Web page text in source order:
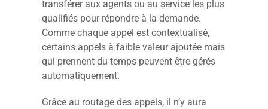
transférer aux agents ou au service les plus
qualifiés pour répondre à la demande.
Comme chaque appel est contextualisé,
certains appels à faible valeur ajoutée mais
qui prennent du temps peuvent être gérés
automatiquement.
Grâce au routage des appels, il n’y aura